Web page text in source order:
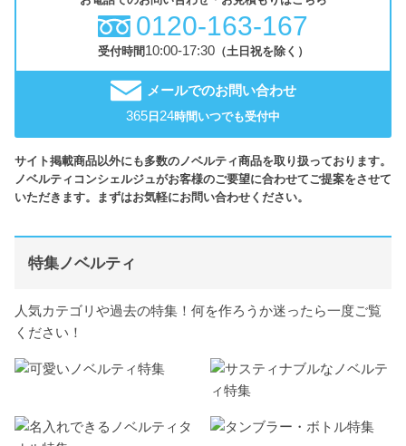
0120-163-167
受付時間10:00-17:30（土日祝を除く）
メールでのお問い合わせ
365日24時間いつでも受付中
サイト掲載商品以外にも多数のノベルティ商品を取り扱っております。
ノベルティコンシェルジュがお客様のご要望に合わせてご提案をさせて
いただきます。まずはお気軽にお問い合わせください。
特集ノベルティ
人気カテゴリや過去の特集！何を作ろうか迷ったら一度ご覧
ください！